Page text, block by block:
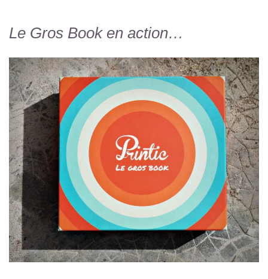
Le Gros Book en action…